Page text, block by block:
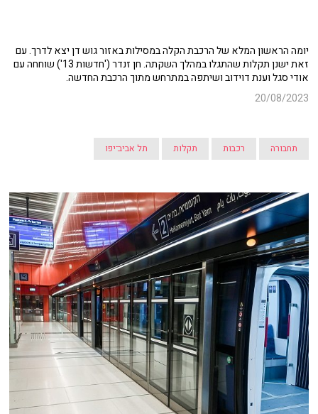
יומה הראשון המלא של הרכבת הקלה במסילות באזור גוש דן יצא לדרך. עם
זאת ישנן תקלות שהתגלו במהלך השקתה. חן זנדר ('חדשות 13') שוחחה עם
אודי סגל וענת דוידוב ושיתפה במתרחש מתוך הרכבת החדשה.
20/08/2023
תחבורה רכבות תקלות תל אביב־יפו